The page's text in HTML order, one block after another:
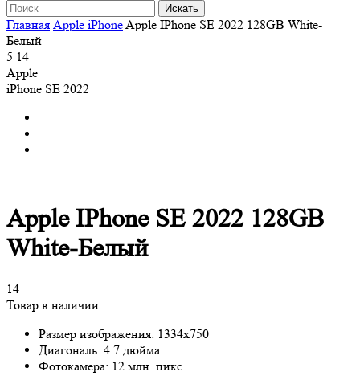
Главная Apple iPhoneApple IPhone SE 2022 128GB White-
Белый
5 14
Apple
iPhone SE 2022
Apple IPhone SE 2022 128GB
White-Белый
14
Товар в наличии
Размер изображения: 1334x750
Диагональ: 4.7 дюйма
Фотокамера: 12 млн. пикс.